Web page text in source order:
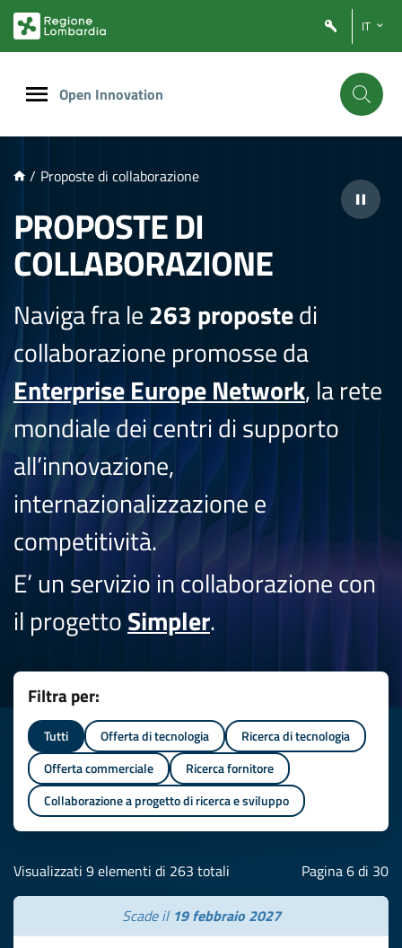
PRINCIPALE
IT
Open Innovation
/ Proposte di collaborazione
PROPOSTE DI
COLLABORAZIONE
Naviga fra le263 propostedi
collaborazione promosse da
Enterprise Europe Network, la rete
mondiale dei centri di supporto
all’innovazione,
internazionalizzazione e
competitività.
E’ un servizio in collaborazione con
il progettoSimpler.
Filtra per:
Tutti Offerta di tecnologia
Ricerca di tecnologia
Offerta commerciale
Ricerca fornitore
Collaborazione a progetto di ricerca e sviluppo
Visualizzati 9 elementi di 263 totali Pagina 6 di 30
Scade il 19 febbraio 2027